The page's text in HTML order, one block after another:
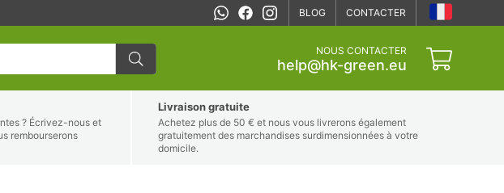
BLOG
CONTACTER
NOUS CONTACTER
help@hk-green.eu
? Écrivez-nous et
rembourserons
Livraison gratuite
Achetez plus de 50 € et nous vous livrerons également
gratuitement des marchandises surdimensionnées à votre
domicile.